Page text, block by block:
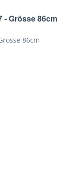
- Grösse 86cm
86cm